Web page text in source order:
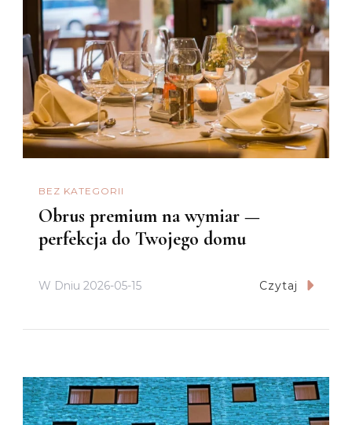
BEZ KATEGORII
Obrus premium na wymiar —
perfekcja do Twojego domu
W Dniu 2026-05-15 Czytaj